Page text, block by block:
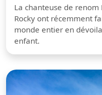
La chanteuse de
Rocky ont récemment
monde entier en
enfant.